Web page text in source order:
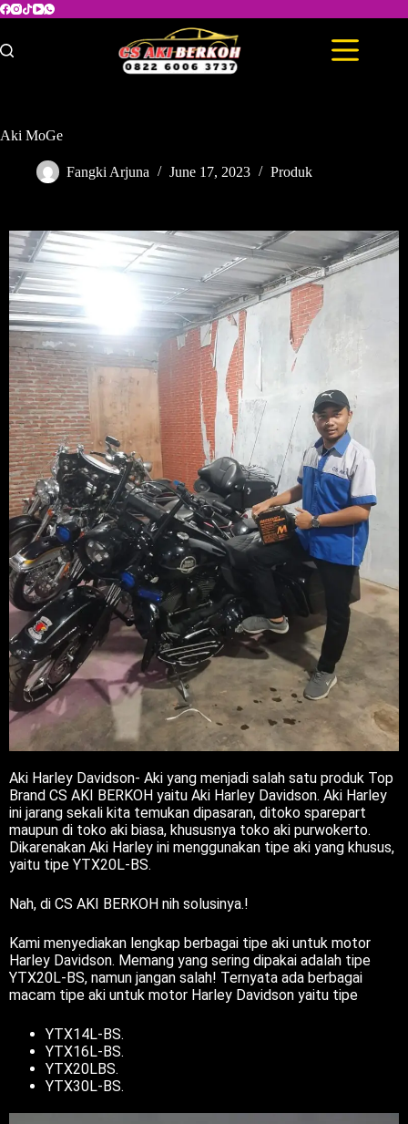
Aki MoGe
Fangki Arjuna June 17, 2023 Produk
Aki Harley Davidson- Aki yang menjadi salah satu produk Top
Brand CS AKI BERKOH yaitu Aki Harley Davidson. Aki Harley
ini jarang sekali kita temukan dipasaran, ditoko sparepart
maupun di toko aki biasa, khususnya toko aki purwokerto.
Dikarenakan Aki Harley ini menggunakan tipe aki yang khusus,
yaitu tipe YTX20L-BS.
Nah, di CS AKI BERKOH nih solusinya.!
Kami menyediakan lengkap berbagai tipe aki untuk motor
Harley Davidson. Memang yang sering dipakai adalah tipe
YTX20L-BS, namun jangan salah! Ternyata ada berbagai
macam tipe aki untuk motor Harley Davidson yaitu tipe
YTX14L-BS.
YTX16L-BS.
YTX20LBS.
YTX30L-BS.